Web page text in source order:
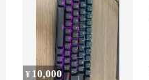
¥ 10,000